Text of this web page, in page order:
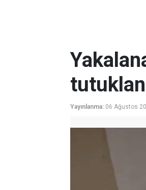
Yayınlanma: 06 Ağustos